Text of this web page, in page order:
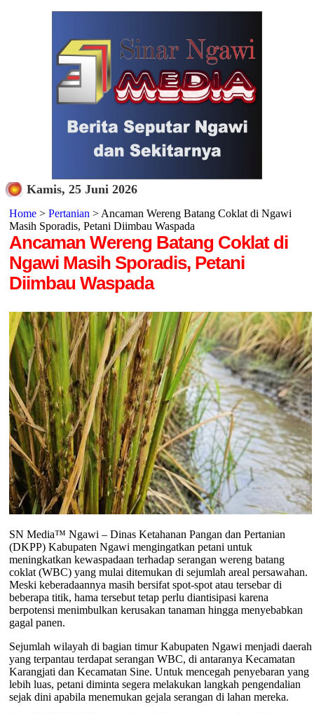
Kamis, 25 Juni 2026
Home> Pertanian > Ancaman Wereng Batang Coklat di Ngawi
Masih Sporadis, Petani Diimbau Waspada
Ancaman Wereng Batang Coklat di
Ngawi Masih Sporadis, Petani
Diimbau Waspada
SN Media™ Ngawi – Dinas Ketahanan Pangan dan Pertanian
(DKPP) Kabupaten Ngawi mengingatkan petani untuk
meningkatkan kewaspadaan terhadap serangan wereng batang
coklat (WBC) yang mulai ditemukan di sejumlah areal persawahan.
Meski keberadaannya masih bersifat spot-spot atau tersebar di
beberapa titik, hama tersebut tetap perlu diantisipasi karena
berpotensi menimbulkan kerusakan tanaman hingga menyebabkan
gagal panen.
Sejumlah wilayah di bagian timur Kabupaten Ngawi menjadi daerah
yang terpantau terdapat serangan WBC, di antaranya Kecamatan
Karangjati dan Kecamatan Sine. Untuk mencegah penyebaran yang
lebih luas, petani diminta segera melakukan langkah pengendalian
sejak dini apabila menemukan gejala serangan di lahan mereka.